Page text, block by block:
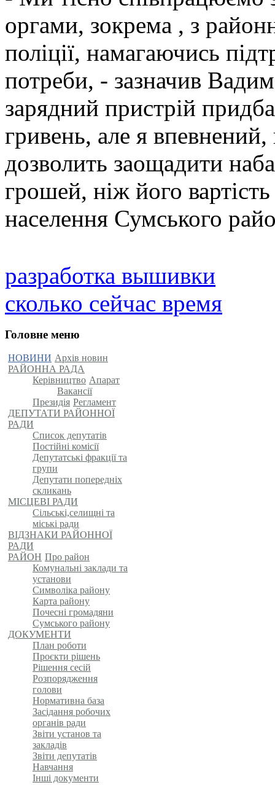
оргами, зокрема , з
поліції, намагаючись
потреби, - зазначив
зарядний пристрій
гривень, але я
дозволить заощадити
грошей, ніж його
населення Сумського
разработка вышивки
сколько сейчас время
Головне меню
НОВИНИ Архів новин
РАЙОННА РАДА
Керівництво Апарат
Вакансії
Президія Регламент
ДЕПУТАТИ РАЙОННОЇ
РАДИ
Список депутатів
Постійні комісії
Депутатські фракції та
групи
Депутати попередніх
скликань
МІСЦЕВІ РАДИ
Сільські,селищні та
міські ради
ВІДЗНАКИ РАЙОННОЇ
РАДИ
РАЙОН Про район
Комунальні заклади та
установи
Символіка району
Карта району
Почесні громадяни
Сумського району
ДОКУМЕНТИ
План роботи
Проєкти рішень
Рішення сесій
Розпорядження
голови
Нормативна база
Засідання робочих
органів ради
Звіти установ та
закладів
Звіти депутатів
Навчання
Інші документи